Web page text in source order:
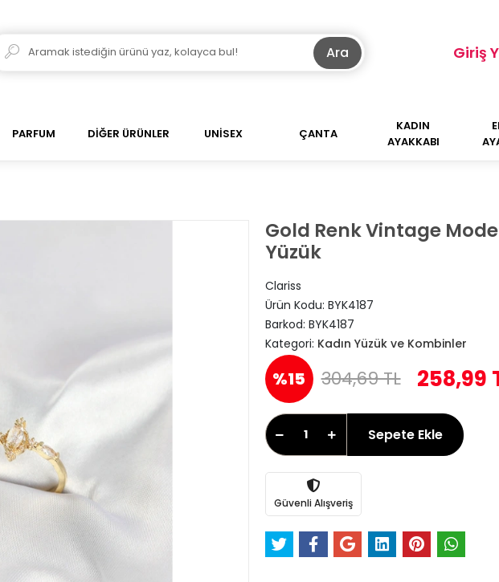
Ara Giriş
PARFUM DİĞER ÜRÜNLER UNİSEX ÇANTA
KADIN
AYAKKABI
Gold Renk Vintage
Yüzük
Clariss
Ürün Kodu: BYK4187
Barkod: BYK4187
Kategori: Kadın Yüzük ve Kombinler
%15 304,69 TL 258,99
Sepete Ekle
Güvenli Alışveriş